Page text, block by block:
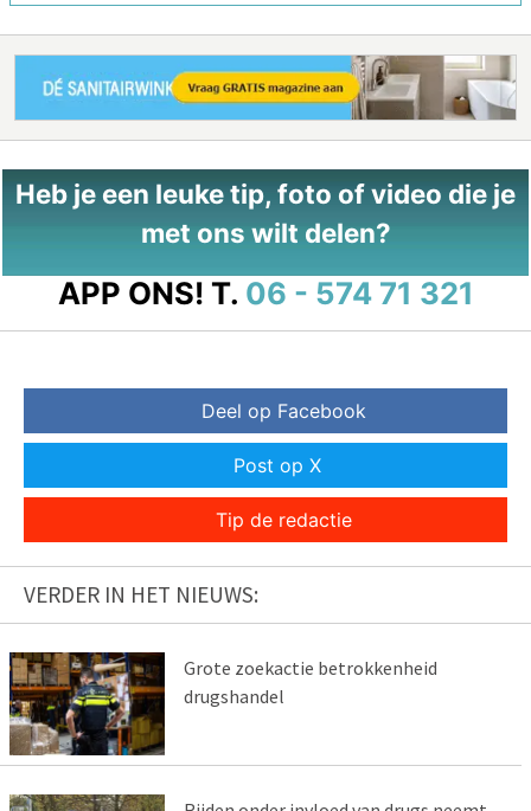
Heb je een leuke tip, foto of video die je
met ons wilt delen?
APP ONS! T. 06 - 574 71 321
Deel op Facebook
Post op X
Tip de redactie
VERDER IN HET NIEUWS:
Grote zoekactie betrokkenheid
drugshandel